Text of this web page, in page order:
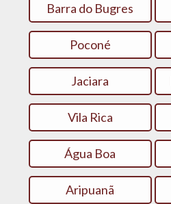
Barra do Bugres
Poconé
Jaciara
Vila Rica
Água Boa
Aripuanã